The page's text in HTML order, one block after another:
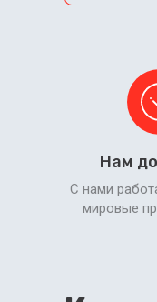
Нам
С нами
мировые